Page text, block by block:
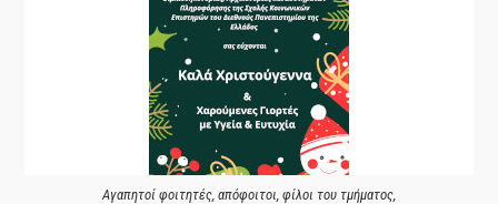
Αγαπητοί φοιτητές, απόφοιτοι, φίλοι του τμήματος,